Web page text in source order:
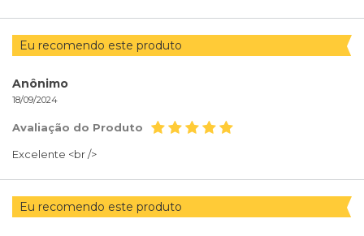
Eu recomendo este produto
Anônimo
18/09/2024
Avaliação do Produto
Excelente <br />
Eu recomendo este produto